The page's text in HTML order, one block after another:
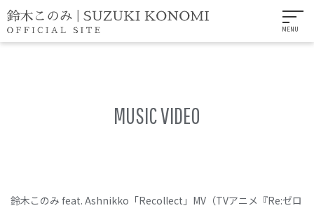
MENU
MUSIC VIDEO
鈴木このみ feat. Ashnikko「Recollect」MV（TVアニメ『Re:ゼロ